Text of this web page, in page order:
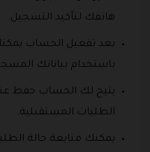
هاتفك لتأكيد التسجيل.
بعد تفعيل الحساب
باستخدام بياناتك
يتيح لك الحساب حفظ
الطلبات المستقبلية.
يمكنك متابعة حالة